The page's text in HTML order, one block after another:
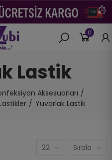
0
Lastik
Aksesuarları
Yuvarlak Lastik
22 Sırala